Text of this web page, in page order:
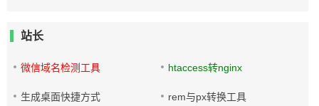
站长
微信域名检测工具 htaccess转nginx
生成桌面快捷方式 rem与px转换工具